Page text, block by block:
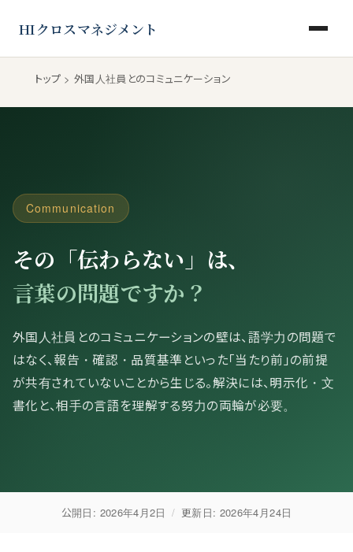
HIクロスマネジメント
その「伝わらない」は、 言葉の問題ですか？
トップ > 外国人社員とのコミュニケーション
Communication
その「伝わらない」は、
言葉の問題ですか？
外国人社員とのコミュニケーションの壁は、語学力の問題で
はなく、報告・確認・品質基準といった「当たり前」の前提
が共有されていないことから生じる。解決には、明示化・文
書化と、相手の言語を理解する努力の両輪が必要。
公開日: 2026年4月2日 / 更新日: 2026年4月24日